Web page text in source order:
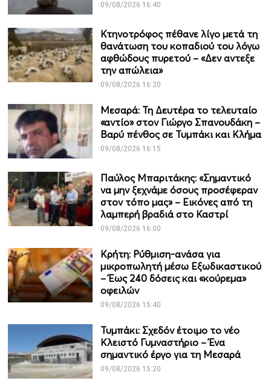
09/08/2026 16:40
Κτηνοτρόφος πέθανε λίγο μετά τη
θανάτωση του κοπαδιού του λόγω
αφθώδους πυρετού – «Δεν αντεξε
την απώλεια»
09/08/2026 16:20
Μεσαρά: Τη Δευτέρα το τελευταίο
«αντίο» στον Γιώργο Σπανουδάκη –
Βαρύ πένθος σε Τυμπάκι και Κλήμα
09/08/2026 16:15
Παύλος Μπαριτάκης: «Σημαντικό
να μην ξεχνάμε όσους προσέφεραν
στον τόπο μας» – Εικόνες από τη
λαμπερή βραδιά στο Καστρί
09/08/2026 16:00
Κρήτη: Ρύθμιση-ανάσα για
μικροπωλητή μέσω Εξωδικαστικού
– Έως 240 δόσεις και «κούρεμα»
οφειλών
09/08/2026 15:40
Τυμπάκι: Σχεδόν έτοιμο το νέο
Κλειστό Γυμναστήριο – Ένα
σημαντικό έργο για τη Μεσαρά
09/08/2026 15:20